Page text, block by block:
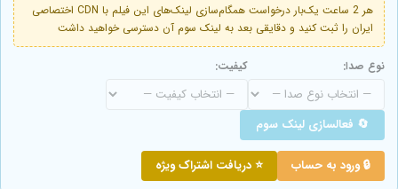
هر 2 ساعت یک‌بار درخواست همگام‌سازی لینک‌های این فیلم با CDN اختصاصی
ایران را ثبت کنید و دقایقی بعد به لینک سوم آن دسترسی خواهید داشت
نوع صدا: کیفیت:
🔄 فعالسازی لینک سوم
🔒 ورود به حساب ⭐ دریافت اشتراک ویژه